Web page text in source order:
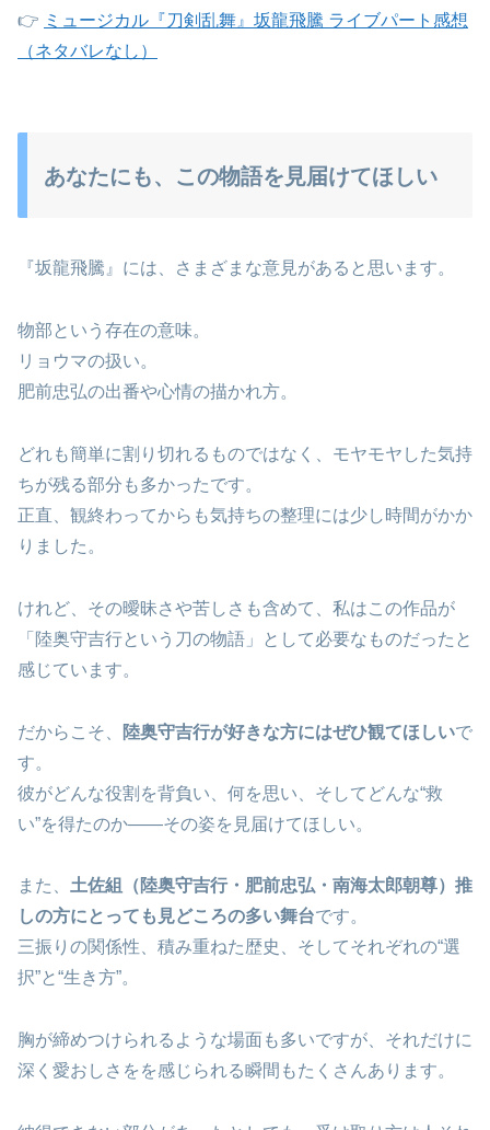
👉 ミュージカル『刀剣乱舞』坂龍飛騰 ライブパート感想
（ネタバレなし）
あなたにも、この物語を見届けてほしい
『坂龍飛騰』には、さまざまな意見があると思います。
物部という存在の意味。
リョウマの扱い。
肥前忠弘の出番や心情の描かれ方。
どれも簡単に割り切れるものではなく、モヤモヤした気持
ちが残る部分も多かったです。
正直、観終わってからも気持ちの整理には少し時間がかか
りました。
けれど、その曖昧さや苦しさも含めて、私はこの作品が
「陸奥守吉行という刀の物語」として必要なものだったと
感じています。
だからこそ、 陸奥守吉行が好きな方にはぜひ観てほしいで
す。
彼がどんな役割を背負い、何を思い、そしてどんな“救
い”を得たのか――その姿を見届けてほしい。
また、 土佐組（陸奥守吉行・肥前忠弘・南海太郎朝尊）推
しの方にとっても見どころの多い舞台です。
三振りの関係性、積み重ねた歴史、そしてそれぞれの“選
択”と“生き方”。
胸が締めつけられるような場面も多いですが、それだけに
深く愛おしさをを感じられる瞬間もたくさんあります。